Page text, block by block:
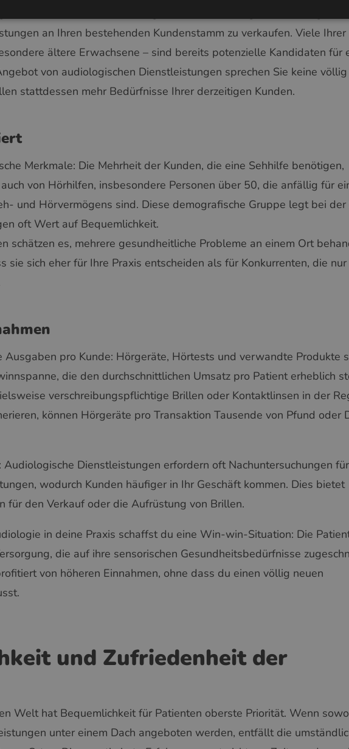
Vorteile der Integration von Audiologie in eine
an Ihren bestehenden Kundenstamm zu verkaufen. Viele Ihrer
ältere Erwachsene – sind bereits potenzielle Kandidaten für
von audiologischen Dienstleistungen sprechen Sie keine
stattdessen mehr Bedürfnisse Ihrer derzeitigen Kunden.
Merkmale: Die Mehrheit der Kunden, die eine Sehhilfe benötigen,
von Hörhilfen, insbesondere Personen über 50, die anfällig für
und Hörvermögens sind. Diese demografische Gruppe legt bei der
oft Wert auf Bequemlichkeit.
schätzen es, mehrere gesundheitliche Probleme an einem Ort
sie sich eher für Ihre Praxis entscheiden als für Konkurrenten, die nur
Ausgaben pro Kunde: Hörgeräte, Hörtests und verwandte Produkte
die den durchschnittlichen Umsatz pro Patient erheblich
verschreibungspflichtige Brillen oder Kontaktlinsen in der
können Hörgeräte pro Transaktion Tausende von Pfund oder
Dienstleistungen erfordern oft Nachuntersuchungen für
wodurch Kunden häufiger in Ihr Geschäft kommen. Dies bietet
für den Verkauf oder die Aufrüstung von Brillen.
in deine Praxis schaffst du eine Win-win-Situation: Die
die auf ihre sensorischen Gesundheitsbedürfnisse
von höheren Einnahmen, ohne dass du einen völlig neuen
und Zufriedenheit der
Welt hat Bequemlichkeit für Patienten oberste Priorität. Wenn
unter einem Dach angeboten werden, entfällt die
ITALIAN
LITHUANIAN
PORTUGUESE
HUNGARIAN
SLOVENIAN
SWEDISH
RUSSIAN